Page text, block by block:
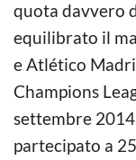
quota davvero
equilibrato il
e Atlético
Champions
settembre
partecipato a